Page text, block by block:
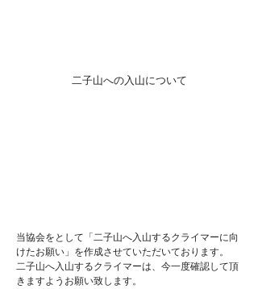
二子山への入山について
当協会をとして「二子山へ入山するクライマーに向
けたお願い」を作成させていただいております。
二子山へ入山するクライマーは、今一度確認して頂
きますようお願い致します。